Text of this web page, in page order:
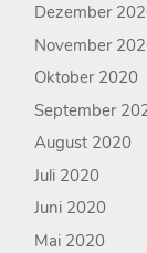
Dezember
November
Oktober 2020
September
August 2020
Juli 2020
Juni 2020
Mai 2020